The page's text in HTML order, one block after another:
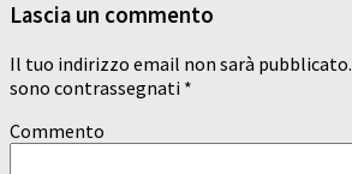
Lascia un commento
Il tuo indirizzo email non sarà pubblicato.
sono contrassegnati *
Commento